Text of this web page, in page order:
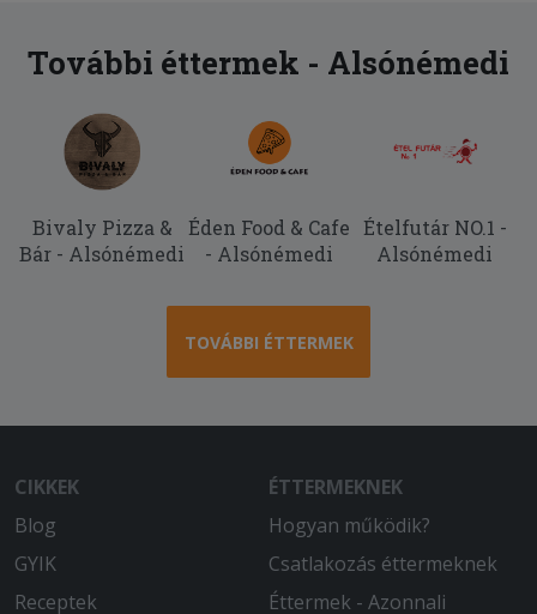
További éttermek - Alsónémedi
Bivaly Pizza &
Bár - Alsónémedi
Éden Food & Cafe
- Alsónémedi
Ételfutár NO.1 -
Alsónémedi
TOVÁBBI ÉTTERMEK
CIKKEK
Blog
GYIK
Receptek
ÉTTERMEKNEK
Hogyan működik?
Csatlakozás éttermeknek
Éttermek - Azonnali